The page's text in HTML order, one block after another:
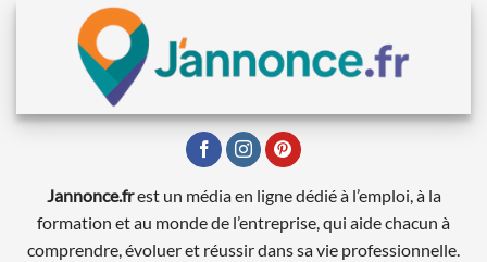
Jannonce.frest un média en ligne dédié à l’emploi, à la
formation et au monde de l’entreprise, qui aide chacun à
comprendre, évoluer et réussir dans sa vie professionnelle.